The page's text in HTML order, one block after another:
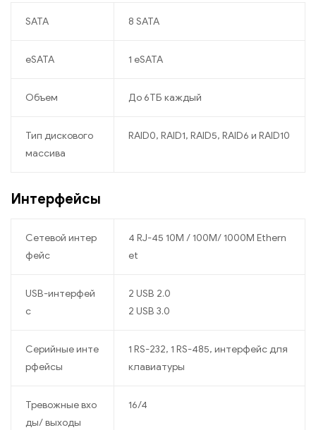
SATA 8 SATA
eSATA 1 eSATA
Объем До 6ТБ каждый
Тип дискового
массива
RAID0, RAID1, RAID5, RAID6 и RAID10
Интерфейсы
Сетевой интер
фейс
4 RJ-45 10M / 100M/ 1000М Ethern
et
USB-интерфей
с
2 USB 2.0
2 USB 3.0
Серийные инте
рфейсы
1 RS-232, 1 RS-485, интерфейс для
клавиатуры
Тревожные вхо
ды/ выходы
16/4